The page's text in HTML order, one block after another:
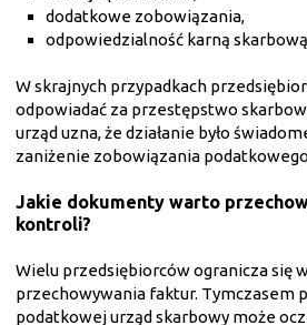
dodatkowe zobowiązania,
odpowiedzialność karną
W skrajnych przypadkach
odpowiadać za przestępstwo
urząd uzna, że działanie było
zaniżenie zobowiązania
Jakie dokumenty warto
kontroli?
Wielu przedsiębiorców ogranicza się
przechowywania faktur. Tymczasem
podatkowej urząd skarbowy może